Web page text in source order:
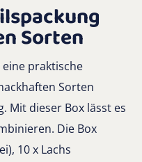
Sorten
praktische
Sorten
Mit dieser Box lässt es
Die Box
10 x Lachs